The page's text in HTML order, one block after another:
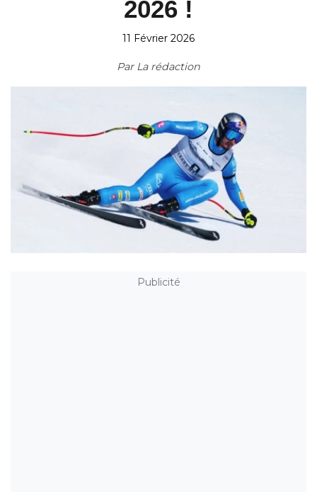
2026 !
11 Février 2026
Par La rédaction
Publicité